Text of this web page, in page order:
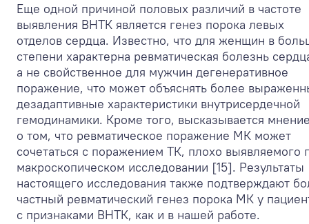
Еще одной причиной половых различий в частоте
выявления ВНТК является генез порока левых
отделов сердца. Известно, что для женщин в
степени характерна ревматическая болезнь
а не свойственное для мужчин дегенеративное
поражение, что может объяснять более
дезадаптивные характеристики внутрисердечной
гемодинамики. Кроме того, высказывается
о том, что ревматическое поражение МК может
сочетаться с поражением ТК, плохо выявляемого
макроскопическом исследовании [15]. Результаты
настоящего исследования также подтверждают
частный ревматический генез порока МК у
с признаками ВНТК, как и в нашей работе.